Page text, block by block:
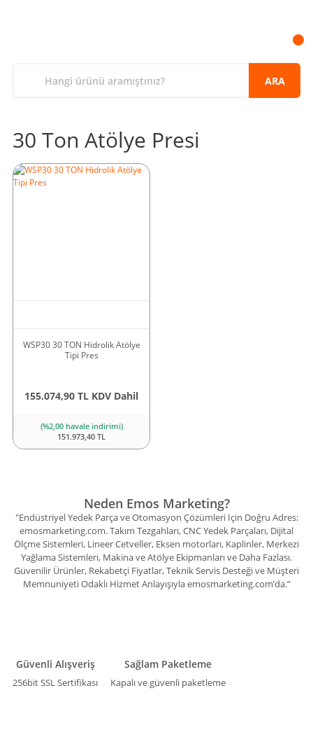
ARA
30 Ton Atölye Presi
WSP30 30 TON Hidrolik Atölye
Tipi Pres
155.074,90 TL KDV Dahil
(%2,00 havale indirimi)
151.973,40 TL
Neden Emos Marketing?
"Endüstriyel Yedek Parça ve Otomasyon Çözümleri İçin Doğru Adres:
emosmarketing.com. Takım Tezgahları, CNC Yedek Parçaları, Dijital
Ölçme Sistemleri, Lineer Cetveller, Eksen motorları, Kaplinler, Merkezi
Yağlama Sistemleri, Makina ve Atölye Ekipmanları ve Daha Fazlası.
Güvenilir Ürünler, Rekabetçi Fiyatlar, Teknik Servis Desteği ve Müşteri
Memnuniyeti Odaklı Hizmet Anlayışıyla emosmarketing.com’da.”
Güvenli Alışveriş
256bit SSL Sertifikası
Sağlam Paketleme
Kapalı ve güvenli paketleme